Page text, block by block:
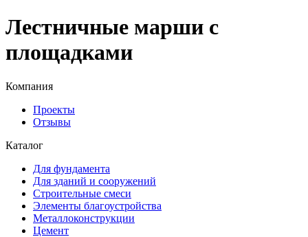
Лестничные марши с
площадками
Компания
Проекты
Отзывы
Каталог
Для фундамента
Для зданий и сооружений
Строительные смеси
Элементы благоустройства
Металлоконструкции
Цемент